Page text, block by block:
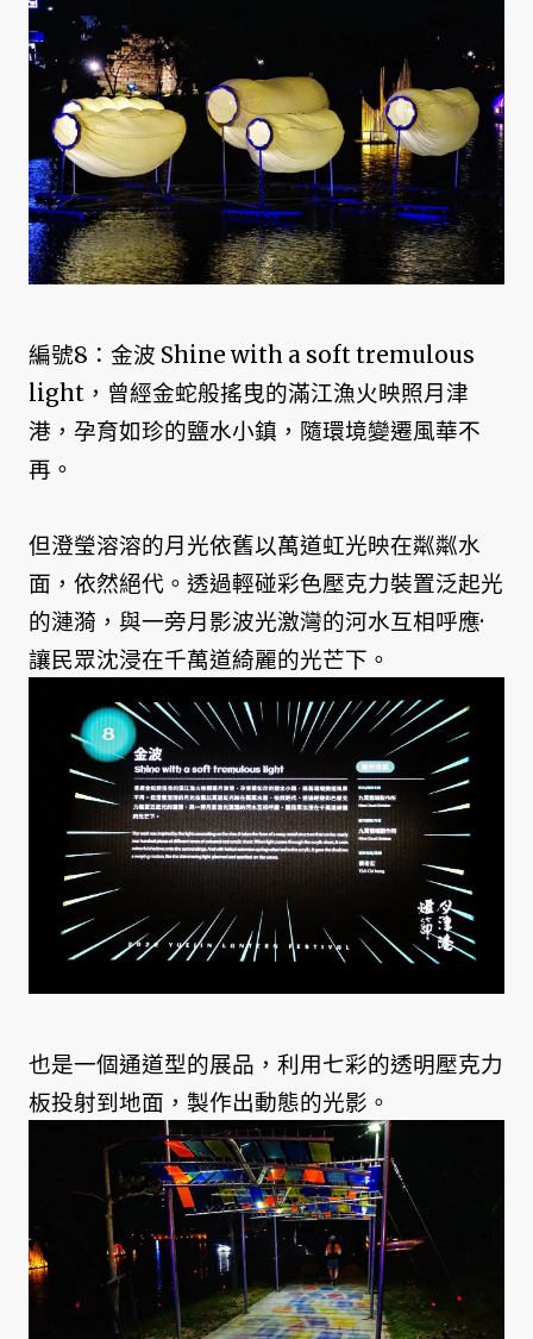
編號8：金波 Shine with a soft tremulous
light，曾經金蛇般搖曳的滿江漁火映照月津
港，孕育如珍的鹽水小鎮，隨環境變遷風華不
再。
但澄瑩溶溶的月光依舊以萬道虹光映在粼粼水
面，依然絕代。透過輕碰彩色壓克力裝置泛起光
的漣漪，與一旁月影波光激灣的河水互相呼應·
讓民眾沈浸在千萬道綺麗的光芒下。
也是一個通道型的展品，利用七彩的透明壓克力
板投射到地面，製作出動態的光影。